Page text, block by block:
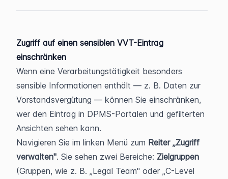
Zugriff auf einen sensiblen VVT-Eintrag
einschränken
Wenn eine Verarbeitungstätigkeit besonders
sensible Informationen enthält — z. B. Daten zur
Vorstandsvergütung — können Sie einschränken,
wer den Eintrag in DPMS-Portalen und gefilterten
Ansichten sehen kann.
Navigieren Sie im linken Menü zum Reiter „Zugriff
verwalten". Sie sehen zwei Bereiche: Zielgruppen
(Gruppen, wie z. B. „Legal Team" oder „C-Level